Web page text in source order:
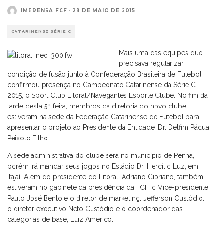
IMPRENSA FCF · 28 DE MAIO DE 2015
CATARINENSE SÉRIE C
Mais uma das equipes que
precisava regularizar
condição de fusão junto à Confederação Brasileira de Futebol
confirmou presença no Campeonato Catarinense da Série C
2015, o Sport Club Litoral/Navegantes Esporte Clube. No fim da
tarde desta 5ª feira, membros da diretoria do novo clube
estiveram na sede da Federação Catarinense de Futebol para
apresentar o projeto ao Presidente da Entidade, Dr. Delfim Pádua
Peixoto Filho.
A sede administrativa do clube será no município de Penha,
porém irá mandar seus jogos no Estádio Dr. Hercílio Luz, em
Itajaí. Além do presidente do Litoral, Adriano Cipriano, também
estiveram no gabinete da presidência da FCF, o Vice-presidente
Paulo José Bento e o diretor de marketing, Jefferson Custódio,
o diretor executivo Neto Custódio e o coordenador das
categorias de base, Luiz Américo.